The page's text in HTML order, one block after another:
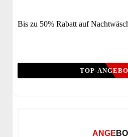
Bis zu 50% Rabatt auf
TOP-